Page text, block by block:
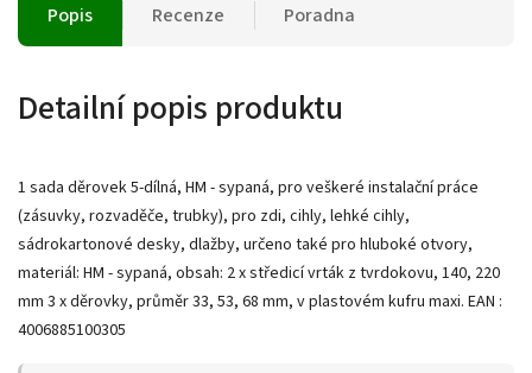
Popis Recenze Poradna
Detailní popis produktu
1 sada děrovek 5-dílná, HM - sypaná, pro veškeré instalační práce
(zásuvky, rozvaděče, trubky), pro zdi, cihly, lehké cihly,
sádrokartonové desky, dlažby, určeno také pro hluboké otvory,
materiál: HM - sypaná, obsah: 2 x středicí vrták z tvrdokovu, 140, 220
mm 3 x děrovky, průměr 33, 53, 68 mm, v plastovém kufru maxi. EAN :
4006885100305